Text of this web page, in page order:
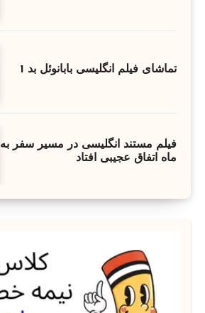
تماشای فیلم انگلیسی بابانوئل بد 1
فیلم مستند انگلیسی در مسیر سفر به
ماه اتفاق عجیبی افتاد